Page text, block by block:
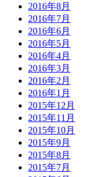
2016年8月
2016年7月
2016年6月
2016年5月
2016年4月
2016年3月
2016年2月
2016年1月
2015年12月
2015年11月
2015年10月
2015年9月
2015年8月
2015年7月